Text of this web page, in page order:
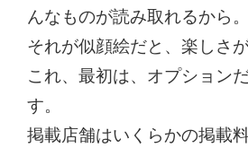
んなものが読み取れるから。
それが似顔絵だと、楽しさ
これ、最初は、オプション
す。
掲載店舗はいくらかの掲載